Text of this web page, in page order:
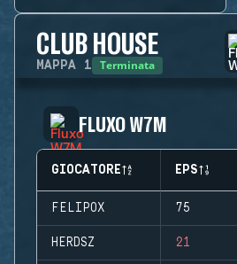
CLUB HOUSE
MAPPA 1 Terminata
FLUXO W7M
GIOCATORE EPS
FELIPOX 75
HERDSZ 21